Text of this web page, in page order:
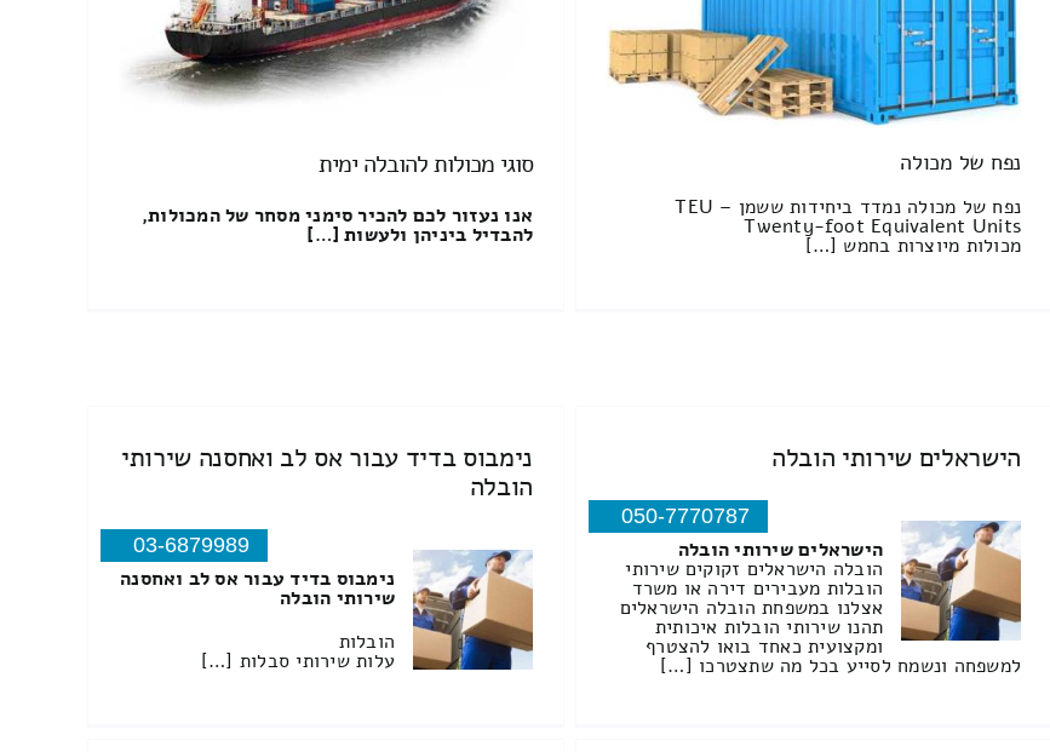
נפח של מכולה
נפח של מכולה נמדד ביחידות ששמן TEU –
Twenty-foot Equivalent Units
מכולות מיוצרות בחמש […]
סוגי מכולות להובלה ימית
אנו נעזור לכם להכיר סימני מסחר של המכולות,
להבדיל ביניהן ולעשות […]
הישראלים שירותי הובלה
050-7770787
הישראלים שירותי הובלה
הובלה הישראלים זקוקים שירותי
הובלות מעבירים דירה או משרד
אצלנו במשפחת הובלה הישראלים
תהנו שירותי הובלות איכותית
ומקצועית כאחד בואו להצטרף
למשפחה ונשמח לסייע בכל מה שתצטרכו […]
נימבוס בדיד עבור אס לב ואחסנה שירותי
הובלה
03-6879989
נימבוס בדיד עבור אס לב ואחסנה
שירותי הובלה
הובלות
עלות שירותי סבלות […]